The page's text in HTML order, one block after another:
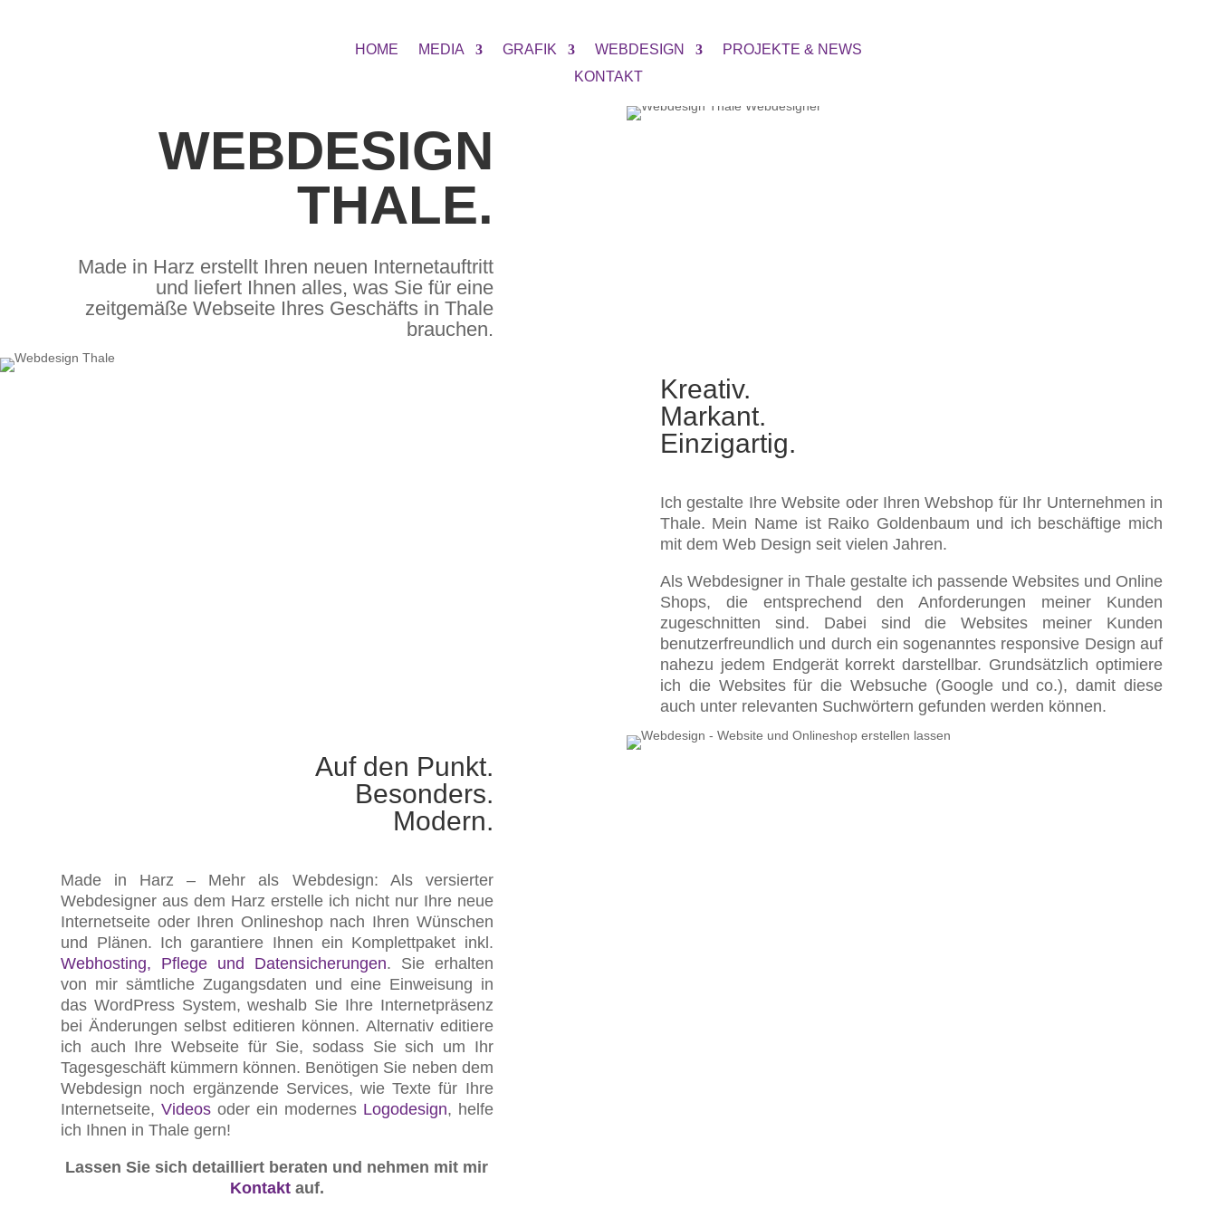
HOME MEDIA GRAFIK WEBDESIGN
PROJEKTE & NEWS
KONTAKT
WEBDESIGN
THALE.
Made in Harz erstellt Ihren neuen Internetauftritt
und liefert Ihnen alles, was Sie für eine
zeitgemäße Webseite Ihres Geschäfts in Thale
brauchen.
Kreativ.
Markant.
Einzigartig.
Ich gestalte Ihre Website oder Ihren Webshop für Ihr Unternehmen in
Thale. Mein Name ist Raiko Goldenbaum und ich beschäftige mich
mit dem Web Design seit vielen Jahren.
Als Webdesigner in Thale gestalte ich passende Websites und Online
Shops, die entsprechend den Anforderungen meiner Kunden
zugeschnitten sind. Dabei sind die Websites meiner Kunden
benutzerfreundlich und durch ein sogenanntes responsive Design auf
nahezu jedem Endgerät korrekt darstellbar. Grundsätzlich optimiere
ich die Websites für die Websuche (Google und co.), damit diese
auch unter relevanten Suchwörtern gefunden werden können.
Auf den Punkt.
Besonders.
Modern.
Made in Harz – Mehr als Webdesign: Als versierter
Webdesigner aus dem Harz erstelle ich nicht nur Ihre neue
Internetseite oder Ihren Onlineshop nach Ihren Wünschen
und Plänen. Ich garantiere Ihnen ein Komplettpaket inkl.
Webhosting, Pflege und Datensicherungen. Sie erhalten
von mir sämtliche Zugangsdaten und eine Einweisung in
das WordPress System, weshalb Sie Ihre Internetpräsenz
bei Änderungen selbst editieren können. Alternativ editiere
ich auch Ihre Webseite für Sie, sodass Sie sich um Ihr
Tagesgeschäft kümmern können. Benötigen Sie neben dem
Webdesign noch ergänzende Services, wie Texte für Ihre
Internetseite,Videos oder ein modernes Logodesign, helfe
ich Ihnen in Thale gern!
Lassen Sie sich detailliert beraten und nehmen mit mir
Kontaktauf.